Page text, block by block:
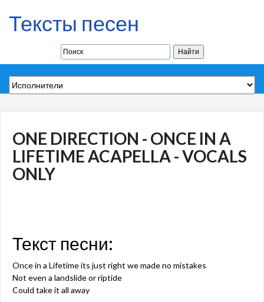
Тексты песен
ONE DIRECTION - ONCE IN A
LIFETIME ACAPELLA - VOCALS
ONLY
Текст песни:
Once in a Lifetime its just right we made no mistakes
Not even a landslide or riptide
Could take it all away